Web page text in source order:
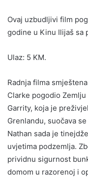
Ovaj uzbudljivi film
godine u Kinu Ilijaš sa
Ulaz: 5 KM.
Radnja filma
Clarke pogodio
Garrity, koja je
Grenlandu, suočava
Nathan sada je
uvjetima podzemlja.
prividnu sigurnost
domom u razorenoj i